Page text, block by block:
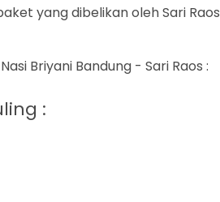
yang dibelikan oleh Sari Raos
Briyani Bandung - Sari Raos :
: